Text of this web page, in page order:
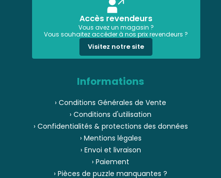
Accès revendeurs
Vous avez un magasin ?
Vous souhaitez accéder à nos prix revendeurs ?
Visitez notre site
Informations
› Conditions Générales de Vente
› Conditions d'utilisation
› Confidentialités & protections des données
› Mentions légales
› Envoi et livraison
› Paiement
› Pièces de puzzle manquantes ?